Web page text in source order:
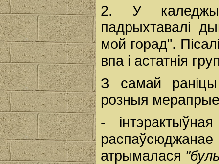
2. У каледжы
падрыхтавалі
мой горад".
впа і астатнія
З самай
розныя
-
атрымалася